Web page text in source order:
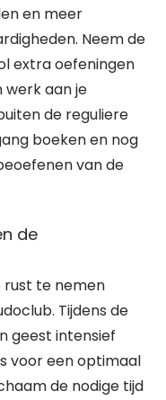
en meer
Neem de
extra oefeningen
werk aan je
de reguliere
boeken en nog
van de
de
rust te nemen
Tijdens de
geest intensief
voor een optimaal
de nodige tijd